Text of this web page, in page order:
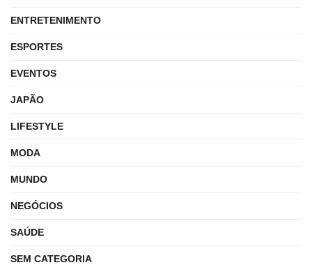
ENTRETENIMENTO
ESPORTES
EVENTOS
JAPÃO
LIFESTYLE
MODA
MUNDO
NEGÓCIOS
SAÚDE
SEM CATEGORIA